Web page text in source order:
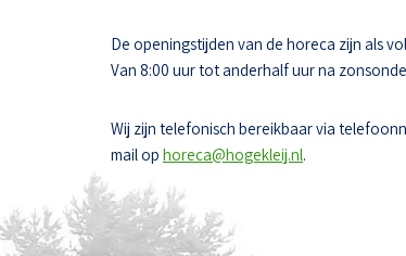
De openingstijden van de horeca zijn als
Van 8:00 uur tot anderhalf uur na
Wij zijn telefonisch bereikbaar via
mail op horeca@hogekleij.nl.